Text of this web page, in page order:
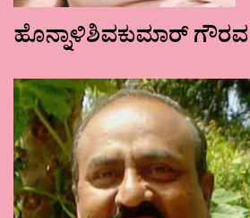
ಹೊನ್ನಾಳಿಶಿವಕುಮಾರ್ ಗೌರವ